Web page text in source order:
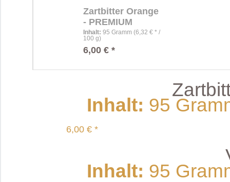
Zartbitter Orange
- PREMIUM
Inhalt: 95 Gramm (6,32 € * /
100 g)
6,00 € *
Inhalt: 95
6,00 € *
Inhalt: 95